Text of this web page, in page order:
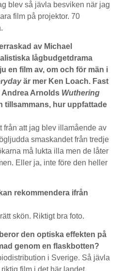
blev så jävla besviken när jag
film på projektor. 70
av Michael
lågbudgetdrama
en film av, om och för män i
är mer Ken Loach. Fast
Andrea Arnolds Wuthering
tillsammans, hur uppfattade
från att jag blev illamående av
smaskandet från tredje
må lukta illa men de låter
Eller ja, inte före den heller
rekommendera ifrån
skön. Riktigt bra foto.
den optiska effekten på
genom en flaskbotten?
i Sverige. Så jävla
film i det här landet.